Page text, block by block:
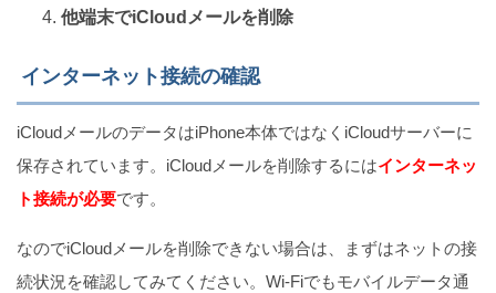
他端末でiCloudメールを削除
インターネット接続の確認
iCloudメールのデータはiPhone本体ではなくiCloudサーバーに
保存されています。iCloudメールを削除するにはインターネッ
ト接続が必要です。
なのでiCloudメールを削除できない場合は、まずはネットの接
続状況を確認してみてください。Wi-Fiでもモバイルデータ通